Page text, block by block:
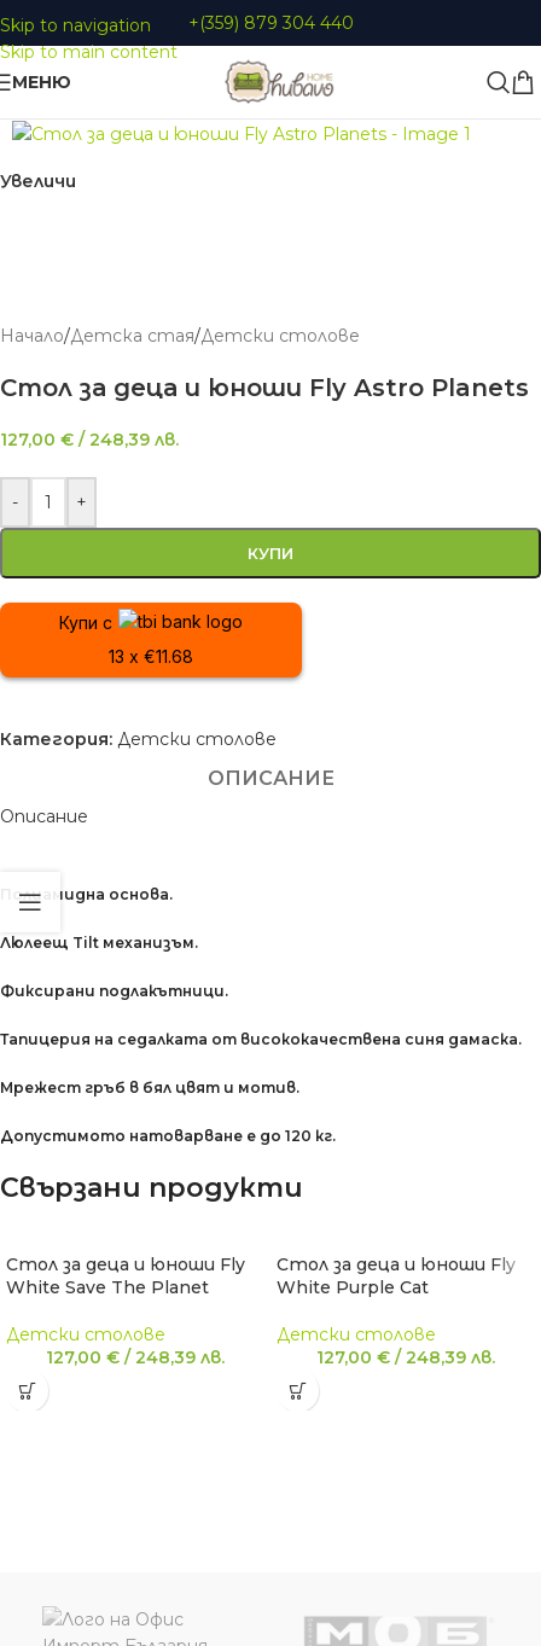
Skip to navigation
Skip to main content
+(359) 879 304 440
МЕНЮ
Увеличи
Начало/Детскa стая/Детски столове
Стол за деца и юноши Fly Astro Planets
127,00 € / 248,39 лв.
- +
КУПИ
Купи с
13 x €11.68
Категория: Детски столове
ОПИСАНИЕ
Описание
Полиамидна основa.
Люлеещ Tilt механизъм.
Фиксирани подлакътници.
Тапицерия на седалката от висококачествена синя дамаска.
Мрежест гръб в бял цвят и мотив.
Допустимото натоварване е до 120 кг.
Свързани продукти
Стол за деца и юноши Fly
White Save The Planet
Детски столове
127,00 € / 248,39 лв.
Стол за деца и юноши Fly
White Purple Cat
Детски столове
127,00 € / 248,39 лв.